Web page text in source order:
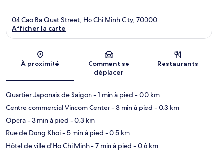
Carte
04 Cao Ba Quat Street, Ho Chi Minh City, 70000
Afficher la carte
À proximité
Comment se
déplacer
Restaurants
Quartier Japonais de Saigon- 1 min à pied - 0.0 km
Centre commercial Vincom Center- 3 min à pied - 0.3 km
Opéra- 3 min à pied - 0.3 km
Rue de Dong Khoi- 5 min à pied - 0.5 km
Hôtel de ville d'Ho Chi Minh- 7 min à pied - 0.6 km